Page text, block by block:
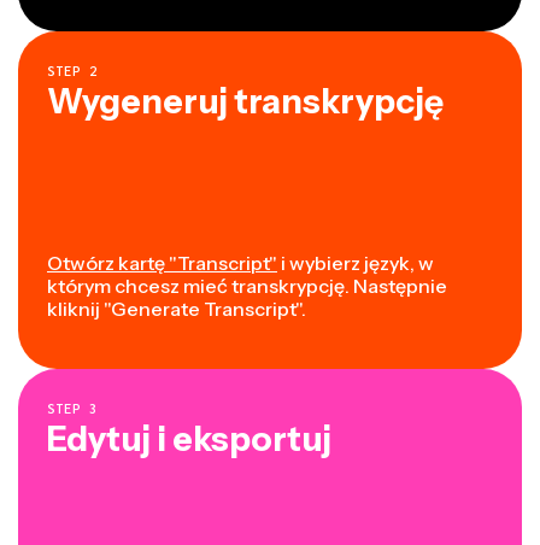
STEP 2
Wygeneruj transkrypcję
Otwórz kartę "Transcript" i wybierz język, w
którym chcesz mieć transkrypcję. Następnie
kliknij "Generate Transcript".
STEP 3
Edytuj i eksportuj